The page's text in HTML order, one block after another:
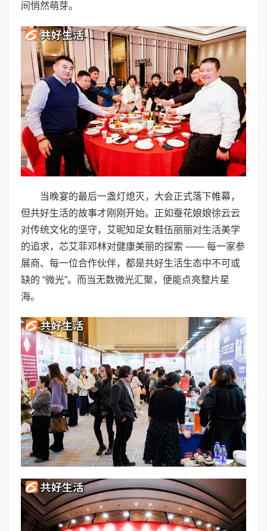
间悄然萌芽。
当晚宴的最后一盏灯熄灭，大会正式落下帷幕，
但共好生活的故事才刚刚开始。正如蚕花娘娘徐云云
对传统文化的坚守，艾昵知足女鞋伍丽丽对生活美学
的追求，芯艾菲邓林对健康美丽的探索 —— 每一家参
展商、每一位合作伙伴，都是共好生活生态中不可或
缺的 “微光”。而当无数微光汇聚，便能点亮整片星
海。